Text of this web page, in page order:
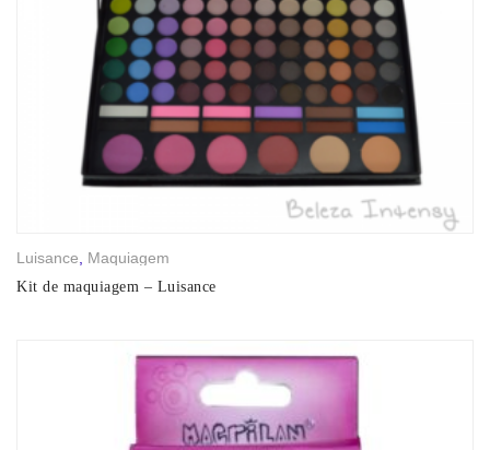
Luisance, Maquiagem
Kit de maquiagem – Luisance